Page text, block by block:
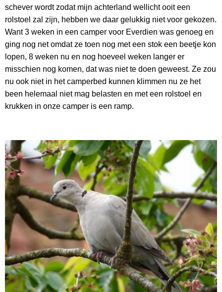
schever wordt zodat mijn achterland wellicht ooit een
rolstoel zal zijn, hebben we daar gelukkig niet voor gekozen.
Want 3 weken in een camper voor Everdien was genoeg en
ging nog net omdat ze toen nog met een stok een beetje kon
lopen, 8 weken nu en nog hoeveel weken langer er
misschien nog komen, dat was niet te doen geweest. Ze zou
nu ook niet in het camperbed kunnen klimmen nu ze het
been helemaal niet mag belasten en met een rolstoel en
krukken in onze camper is een ramp.